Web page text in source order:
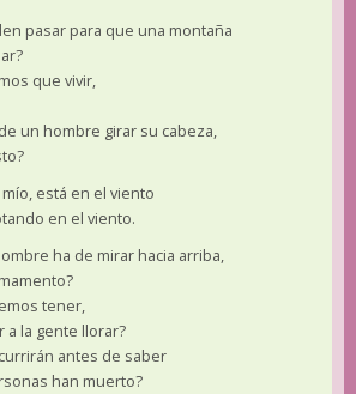
pasar para que una montaña
que vivir,
un hombre girar su cabeza,
está en el viento
en el viento.
ha de mirar hacia arriba,
tener,
a la gente llorar?
antes de saber
han muerto?